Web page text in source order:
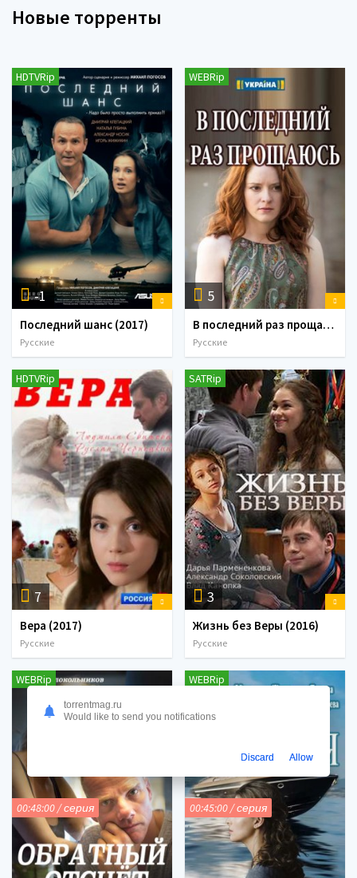
Новые торренты
-1
HDTVRip
Последний шанс (2017)
Русские
5
WEBRip
В последний раз прощаюсь (1-2 серии) (2017)
Русские
7
HDTVRip
Вера (2017)
Русские
3
SATRip
Жизнь без Веры (2016)
Русские
WEBRip
00:48:00 / серия
WEBRip
00:45:00 / серия
torrentmag.ru
Would like to send you notifications
Discard Allow